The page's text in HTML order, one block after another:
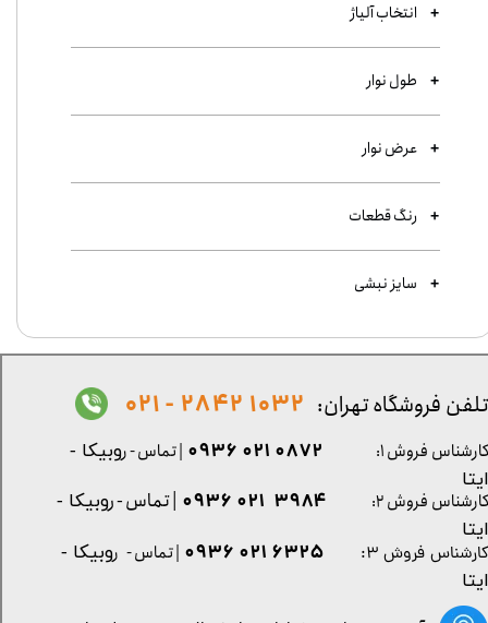
انتخاب آلیاژ
طول نوار
عرض نوار
رنگ قطعات
سایز نبشی
کارشناس فروش ۳: ۶۳۲۵ ۰۲۱ ۰۹۳۶ | تماس - روبیکا -
ایتا
تلفن فروشگاه تهران: 1032 2842 - 021
کارشناس فروش ۱: 0872 021 0936 | تماس - روبیکا -
ایتا
کارشناس فروش ۲:
۳۹۸۴ ۰۲۱ ۰۹۳۶ | تماس - روبیکا -
ایتا